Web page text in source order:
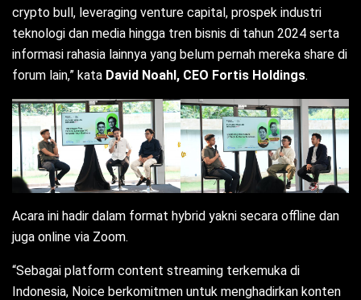
crypto bull, leveraging venture capital, prospek industri
teknologi dan media hingga tren bisnis di tahun 2024 serta
informasi rahasia lainnya yang belum pernah mereka share di
forum lain,” kata David Noahl, CEO Fortis Holdings.
Acara ini hadir dalam format hybrid yakni secara offline dan
juga online via Zoom.
“Sebagai platform content streaming terkemuka di
Indonesia, Noice berkomitmen untuk menghadirkan konten